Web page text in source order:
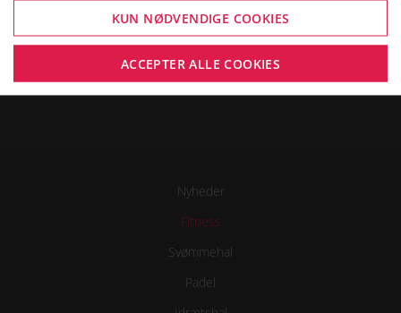
Nyheder
Fitness
Svømmehal
Padel
KUN NØDVENDIGE COOKIES
ACCEPTER ALLE COOKIES